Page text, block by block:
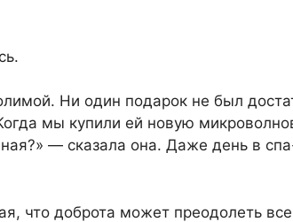
Ни один подарок не был
мы купили ей новую
— сказала она. Даже день в
что доброта может преодолеть